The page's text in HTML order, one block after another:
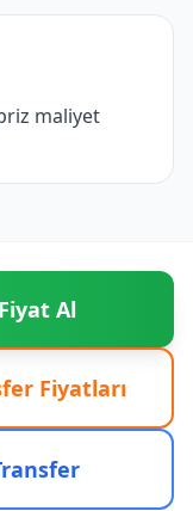
maliyet
Al
Fiyatları